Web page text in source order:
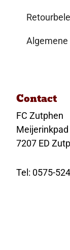
Contact
FC Zutphen
Meijerinkpad
7207 ED
Tel: 0575-